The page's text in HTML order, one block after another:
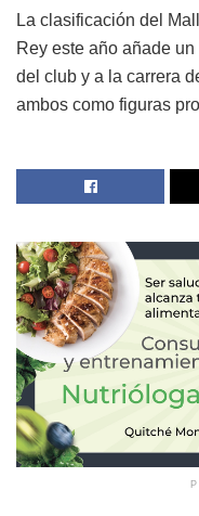
La clasificación del
Rey este año añade
del club y a la carrera
ambos como figuras